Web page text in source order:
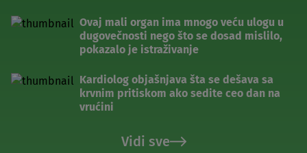
Ovaj mali organ ima mnogo veću ulogu u
dugovečnosti nego što se dosad mislilo,
pokazalo je istraživanje
Kardiolog objašnjava šta se dešava sa
krvnim pritiskom ako sedite ceo dan na
vrućini
Vidi sve